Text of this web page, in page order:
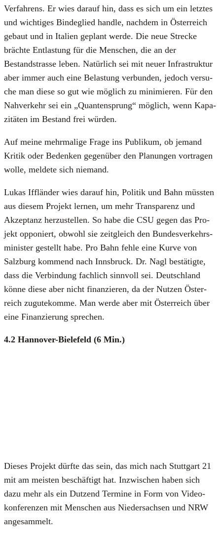
Ver­fah­rens. Er wies dar­auf hin, dass es sich um ein letz­tes
und wich­ti­ges Bin­de­glied hand­le, nach­dem in Öster­reich
gebaut und in Ita­li­en geplant wer­de. Die neue Stre­cke
bräch­te Ent­las­tung für die Men­schen, die an der
Bestandstras­se leben. Natür­lich sei mit neu­er Infra­struk­tur
aber immer auch eine Belas­tung ver­bun­den, jedoch ver­su­
che man die­se so gut wie mög­lich zu mini­mie­ren. Für den
Nah­ver­kehr sei ein „Quan­ten­sprung“ mög­lich, wenn Kapa­
zi­tä­ten im Bestand frei wür­den.
Auf mei­ne mehr­ma­li­ge Fra­ge ins Publi­kum, ob jemand
Kri­tik oder Beden­ken gegen­über den Pla­nun­gen vor­tra­gen
wol­le, mel­de­te sich nie­mand.
Lukas Ifflän­der wies dar­auf hin, Poli­tik und Bahn müss­ten
aus die­sem Pro­jekt ler­nen, um mehr Trans­pa­renz und
Akzep­tanz her­zu­stel­len. So habe die CSU gegen das Pro­
jekt oppo­niert, obwohl sie zeit­gleich den Bun­des­ver­kehrs­
mi­nis­ter gestellt habe. Pro Bahn feh­le eine Kur­ve von
Salz­burg kom­mend nach Inns­bruck. Dr. Nagl bestä­tig­te,
dass die Ver­bin­dung fach­lich sinn­voll sei. Deutsch­land
kön­ne die­se aber nicht finan­zie­ren, da der Nut­zen Öster­
reich zugu­te­kom­me. Man wer­de aber mit Öster­reich über
eine Finan­zie­rung spre­chen.
4.2 Han­no­ver-Bie­le­feld (6 Min.)
Die­ses Pro­jekt dürf­te das sein, das mich nach Stutt­gart 21
mit am meis­ten beschäf­tigt hat. Inzwi­schen haben sich
dazu mehr als ein Dut­zend Ter­mi­ne in Form von Video­
kon­fe­ren­zen mit Men­schen aus Nie­der­sach­sen und NRW
ange­sam­melt.